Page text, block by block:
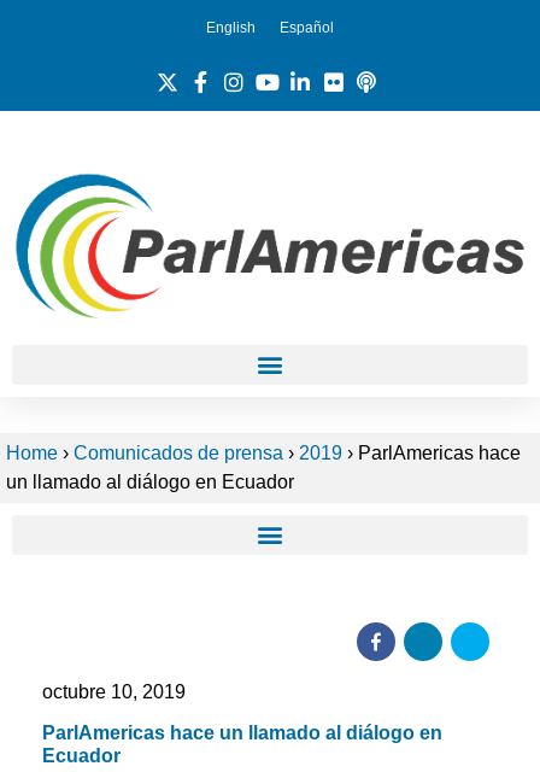
English Español
Home › Comunicados de prensa › 2019 › ParlAmericas hace
un llamado al diálogo en Ecuador
octubre 10, 2019
ParlAmericas hace un llamado al diálogo en
Ecuador